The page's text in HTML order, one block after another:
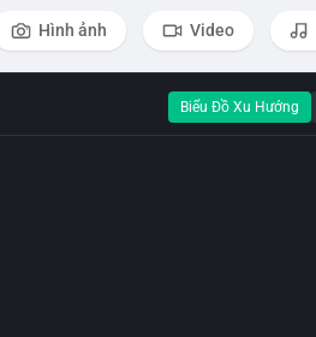
Hình ảnh Video
Biểu Đồ Xu Hướng